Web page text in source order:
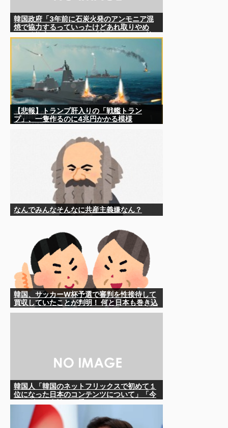
韓国政府「3年前に石炭火発のアンモニア混
焼で協力するっていったけどあれ取りやめ
力ができない理由、これなんですよね
【悲報】トランプ肝入りの「戦艦トラン
プ」、一隻作るのに4兆円かかる模様
なんでみんなそんなに共産主義嫌なん？
韓国、サッカーW杯予選で審判を性接待して
買収していたことが判明！ 何と日本も巻き込
韓国人「韓国のネットフリックスで初めて１
位になった日本のコンテンツについて」「今